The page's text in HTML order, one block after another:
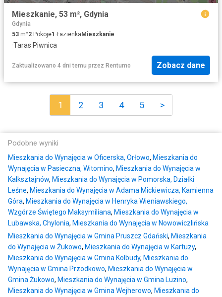
Mieszkanie, 53 m², Gdynia
Gdynia
53 m²2 Pokoje1 ŁazienkaMieszkanie
·Taras·Piwnica
Zaktualizowano 4 dni temu przez Rentumo Zobacz dane
1 2 3 4 5 >
Podobne wyniki
Mieszkania do Wynajęcia w Oficerska, Orłowo, Mieszkania do
Wynajęcia w Pasieczna, Witomino, Mieszkania do Wynajęcia w
Kalksztajnów, Mieszkania do Wynajęcia w Pomorska, Działki
Leśne, Mieszkania do Wynajęcia w Adama Mickiewicza, Kamienna
Góra, Mieszkania do Wynajęcia w Henryka Wieniawskiego,
Wzgórze Świętego Maksymiliana, Mieszkania do Wynajęcia w
Lubawska, Chylonia, Mieszkania do Wynajęcia w Nowowiczlińska
Mieszkania do Wynajęcia w Gmina Pruszcz Gdański, Mieszkania
do Wynajęcia w Żukowo, Mieszkania do Wynajęcia w Kartuzy,
Mieszkania do Wynajęcia w Gmina Kolbudy, Mieszkania do
Wynajęcia w Gmina Przodkowo, Mieszkania do Wynajęcia w
Gmina Żukowo, Mieszkania do Wynajęcia w Gmina Luzino,
Mieszkania do Wynajęcia w Gmina Wejherowo, Mieszkania do